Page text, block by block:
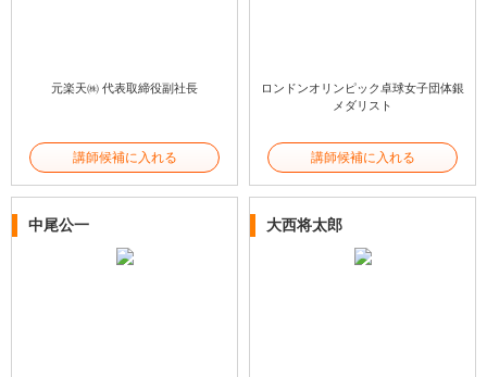
元楽天㈱ 代表取締役副社長
講師候補に入れる
ロンドンオリンピック卓球女子団体銀
メダリスト
講師候補に入れる
中尾公一 大西将太郎